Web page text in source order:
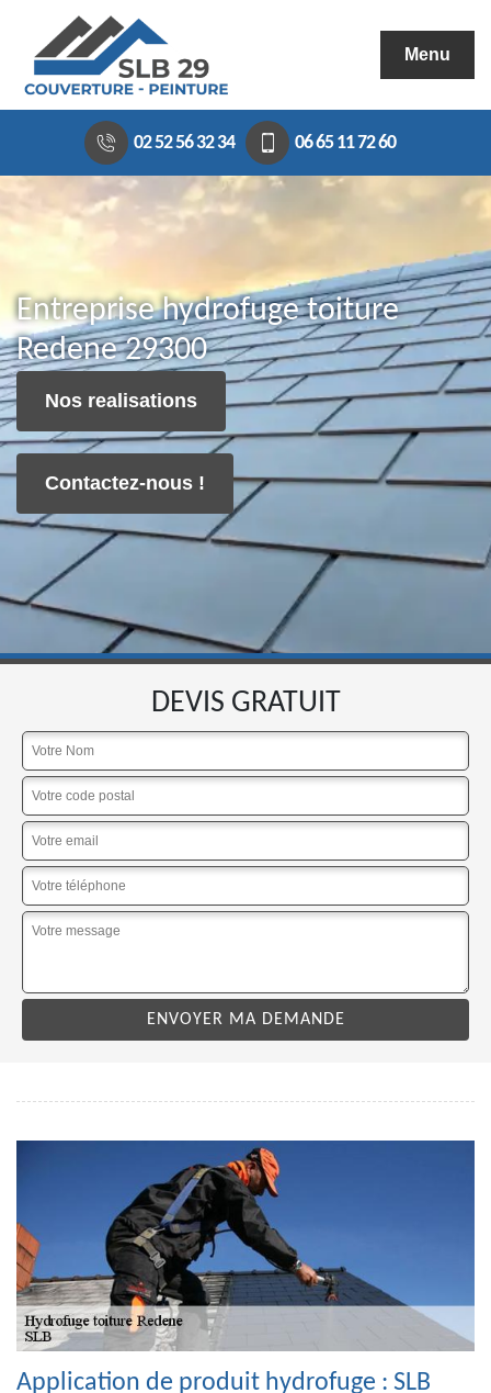
Menu
02 52 56 32 34 06 65 11 72 60
Entreprise hydrofuge toiture
Redene 29300
Nos realisations
Contactez-nous !
DEVIS GRATUIT
Application de produit hydrofuge : SLB